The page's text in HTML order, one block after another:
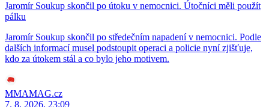
Jaromír Soukup skončil po útoku v nemocnici. Útočníci měli použít
pálku
Jaromír Soukup skončil po středečním napadení v nemocnici. Podle
dalších informací musel podstoupit operaci a policie nyní zjišťuje,
kdo za útokem stál a co bylo jeho motivem.
MMAMAG.cz
7. 8. 2026, 23:09